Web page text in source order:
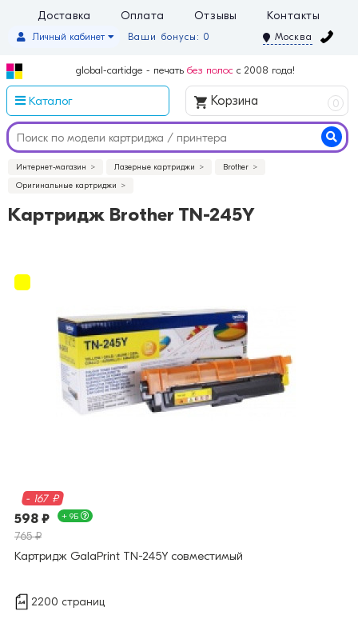
Доставка Оплата Отзывы Контакты
Ваши бонусы: 0
Личный кабинет Москва
global-cartidge - печать без полос с 2008 года!
Каталог Корзина 0
Интернет-магазин Лазерные картриджи
Brother
Оригинальные картриджи
Картридж Brother TN-245Y
- 167 ₽
598 ₽ + 9Б
765 ₽
Картридж GalaPrint TN-245Y совместимый
2200 страниц